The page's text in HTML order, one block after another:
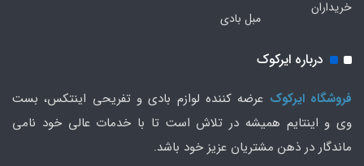
خریداران
مبل بادی
درباره ایرکوک
فروشگاه ایرکوک عرضه کننده لوازم بادی و تفریحی اینتکس، بست
وی و اینتایم همیشه در تلاش است تا با خدمات عالی خود نامی
ماندگار در ذهن مشتریان عزیز خود باشد.